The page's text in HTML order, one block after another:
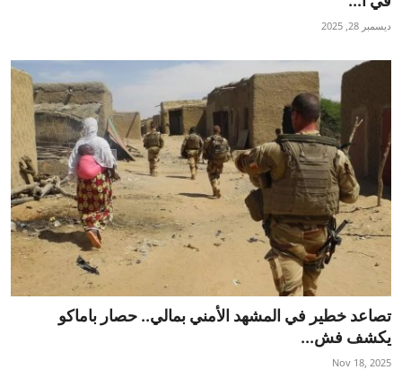
تكنولوجيا وإتصالات
الرياضة
المحافظات
المجتمع والمنوعات
أراء و مقالات
فيديوهات
ديسمبر 28, 2025
تصاعد خطير في المشهد الأمني بمالي.. حصار باماكو
يكشف فش...
Nov 18, 2025